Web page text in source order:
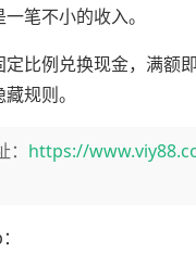
笔不小的收入。
比例兑换现金，满额
规则。
https://